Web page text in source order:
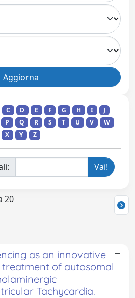
C D E F G H I
J
P Q R S T U V
W
X
Y Z
20
as an innovative
of autosomal
Tachycardia.